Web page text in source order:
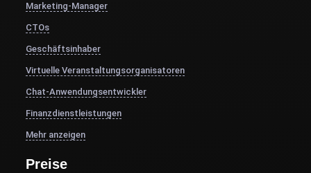
Marketing-Manager
CTOs
Geschäftsinhaber
Virtuelle Veranstaltungsorganisatoren
Chat-Anwendungsentwickler
Finanzdienstleistungen
Mehr anzeigen
Preise